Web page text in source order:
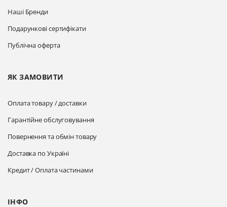
Наші Бренди
Подарункові сертифікати
Публічна оферта
ЯК ЗАМОВИТИ
Оплата товару / доставки
Гарантійне обслуговування
Повернення та обмін товару
Доставка по Україні
Кредит / Оплата частинами
ІНФО